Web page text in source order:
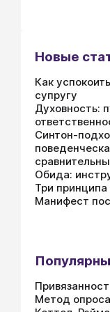
Новые
Как
супругу
Духовность:
Синтон-
Обида:
Три
Манифест
Метод опроса